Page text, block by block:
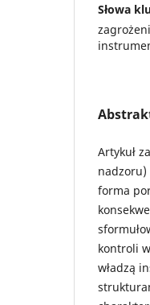
Słowa
Artykuł
nadzoru)
forma
kontroli
władzą